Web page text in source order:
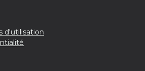
d'utilisation